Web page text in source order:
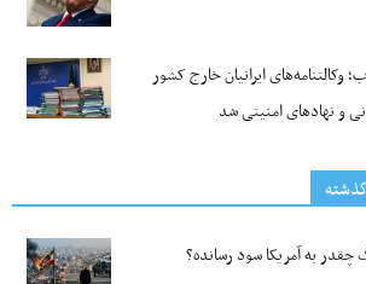
وکالتنامه‌های ایرانیان خارج کشور
و نهادهای امنیتی شد
به آمریکا سود رسانده؟